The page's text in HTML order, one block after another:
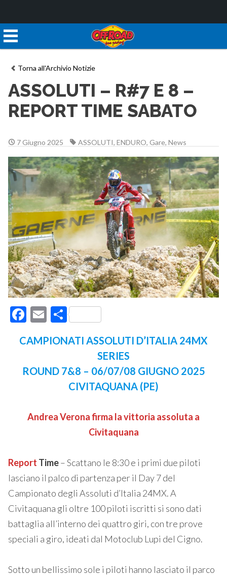
Torna all'Archivio Notizie
ASSOLUTI – R#7 E 8 –
REPORT TIME SABATO
7 Giugno 2025 ASSOLUTI, ENDURO, Gare, News
Facebook
EmailCondividi
CAMPIONATI ASSOLUTI D’ITALIA 24MX
SERIES
ROUND 7&8 – 06/07/08 GIUGNO 2025
CIVITAQUANA (PE)
Andrea Verona firma la vittoria assoluta a
Civitaquana
Report Time– Scattano le 8:30 e i primi due piloti
lasciano il palco di partenza per il Day 7 del
Campionato degli Assoluti d’Italia 24MX. A
Civitaquana gli oltre 100 piloti iscritti si sono dati
battaglia all’interno dei quattro giri, con tre prove
speciali a giro, ideati dal Motoclub Lupi del Cigno.
Sotto un bellissimo sole i piloti hanno lasciato il parco